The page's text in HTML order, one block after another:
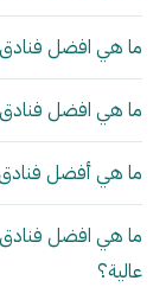
ما هي افضل فنادق
ما هي افضل فنادق
ما هي أفضل فنادق
ما هي افضل
عالية؟